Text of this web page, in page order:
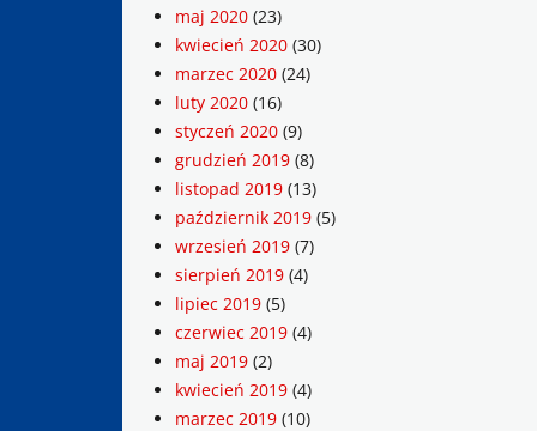
maj 2020 (23)
kwiecień 2020 (30)
marzec 2020 (24)
luty 2020 (16)
styczeń 2020 (9)
grudzień 2019 (8)
listopad 2019 (13)
październik 2019 (5)
wrzesień 2019 (7)
sierpień 2019 (4)
lipiec 2019 (5)
czerwiec 2019 (4)
maj 2019 (2)
kwiecień 2019 (4)
marzec 2019 (10)